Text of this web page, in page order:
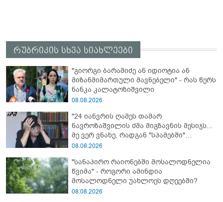
რუბრიკის სხვა სიახლეები
"გიორგი ბარამიძე ან იდიოტია ან
მიზანმიმართული მავნებელი" - რას წერს
ნანკა კალატოზიშვილი
08.08.2026
"24 იანვრის ღამეს თამარ
ნავროზაშვილის ძმა მიგზავნის მესიჯს...
მე ვერ ვნახე, რადგან "სპამებში"
ჩავარდა": რა მისწერა ნია იმნაძის ბიძამ
"სქრინს" აქვეყნებს
08.08.2026
"სანაპირო რაიონებში მოსალოდნელია
წვიმა" - როგორი ამინდია
მოსალოდნელი უახლოეს დღეებში?
08.08.2026